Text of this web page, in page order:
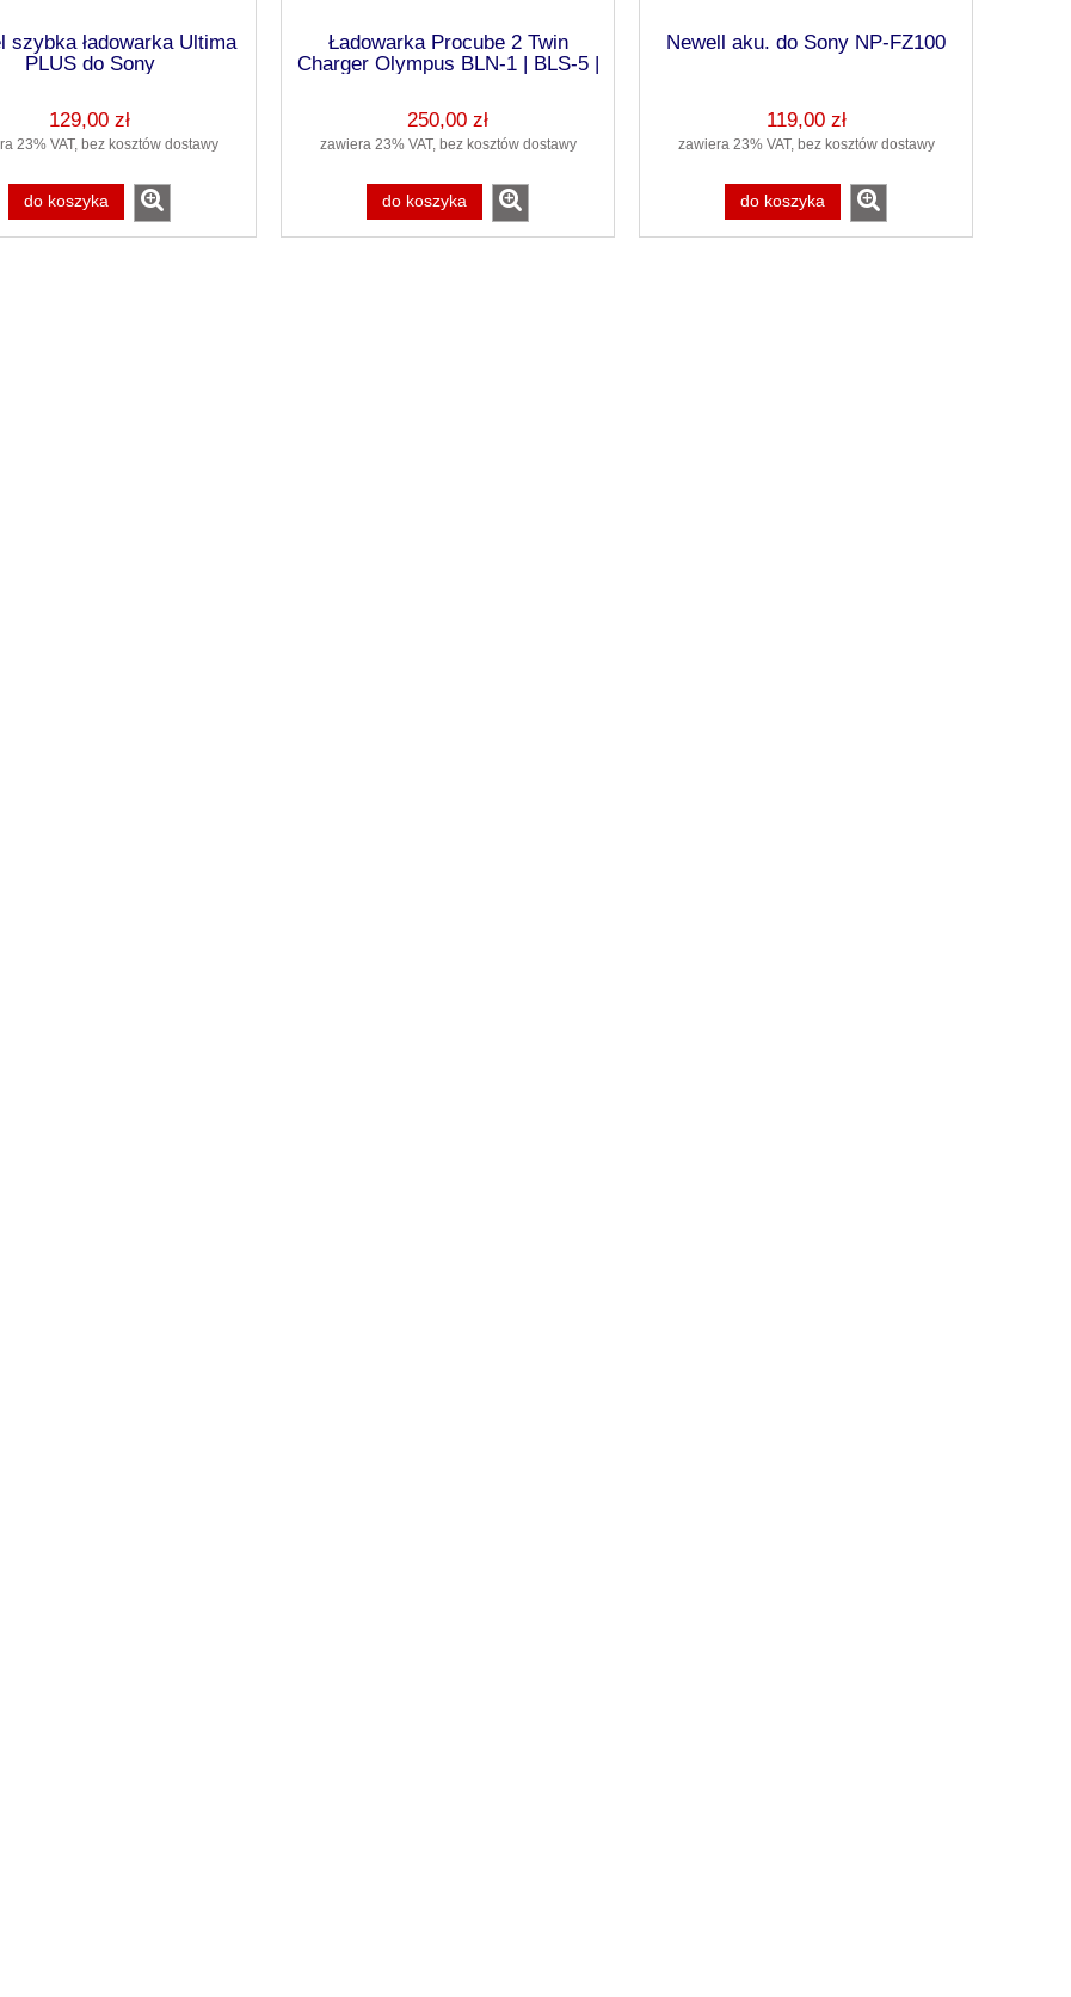
szybka ładowarka Ultima
PLUS do Sony
129,00 zł
23% VAT, bez kosztów dostawy
do koszyka
Ładowarka Procube 2 Twin
Charger Olympus BLN-1 | BLS-5 |
250,00 zł
zawiera 23% VAT, bez kosztów dostawy
do koszyka
Newell aku. do Sony NP-FZ100
119,00 zł
zawiera 23% VAT, bez kosztów dostawy
do koszyka